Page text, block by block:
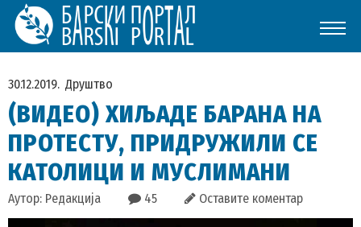
30.12.2019. Друштво
(ВИДЕО) ХИЉАДЕ БАРАНА НА
ПРОТЕСТУ, ПРИДРУЖИЛИ СЕ
КАТОЛИЦИ И МУСЛИМАНИ
Аутор: Редакција 45 Оставите коментар